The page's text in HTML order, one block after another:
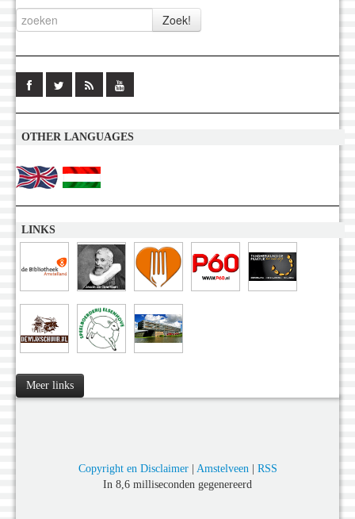
OTHER LANGUAGES
LINKS
Meer links
Copyright en Disclaimer| Amstelveen | RSS
In 8,6 milliseconden gegenereerd